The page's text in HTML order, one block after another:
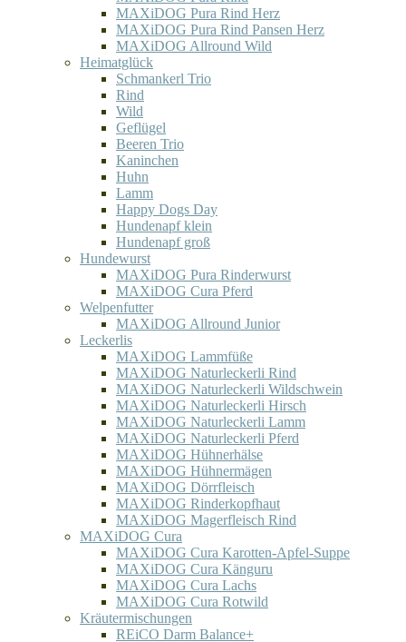
MAXiDOG Pura Rind Herz
MAXiDOG Pura Rind Pansen Herz
MAXiDOG Allround Wild
Heimatglück
Schmankerl Trio
Rind
Wild
Geflügel
Beeren Trio
Kaninchen
Huhn
Lamm
Happy Dogs Day
Hundenapf klein
Hundenapf groß
Hundewurst
MAXiDOG Pura Rinderwurst
MAXiDOG Cura Pferd
Welpenfutter
MAXiDOG Allround Junior
Leckerlis
MAXiDOG Lammfüße
MAXiDOG Naturleckerli Rind
MAXiDOG Naturleckerli Wildschwein
MAXiDOG Naturleckerli Hirsch
MAXiDOG Naturleckerli Lamm
MAXiDOG Naturleckerli Pferd
MAXiDOG Hühnerhälse
MAXiDOG Hühnermägen
MAXiDOG Dörrfleisch
MAXiDOG Rinderkopfhaut
MAXiDOG Magerfleisch Rind
MAXiDOG Cura
MAXiDOG Cura Karotten-Apfel-Suppe
MAXiDOG Cura Känguru
MAXiDOG Cura Lachs
MAXiDOG Cura Rotwild
Kräutermischungen
REiCO Darm Balance+